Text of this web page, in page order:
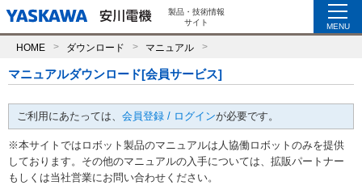
製品・技術情報
サイト
MENU
HOME ダウンロード マニュアル
マニュアルダウンロード[会員サービス]
ご利用にあたっては、 会員登録 / ログインが必要です。
※本サイトではロボット製品のマニュアルは人協働ロボットのみを提供
しております。その他のマニュアルの入手については、拡販パートナー
もしくは当社営業にお問い合わせください。